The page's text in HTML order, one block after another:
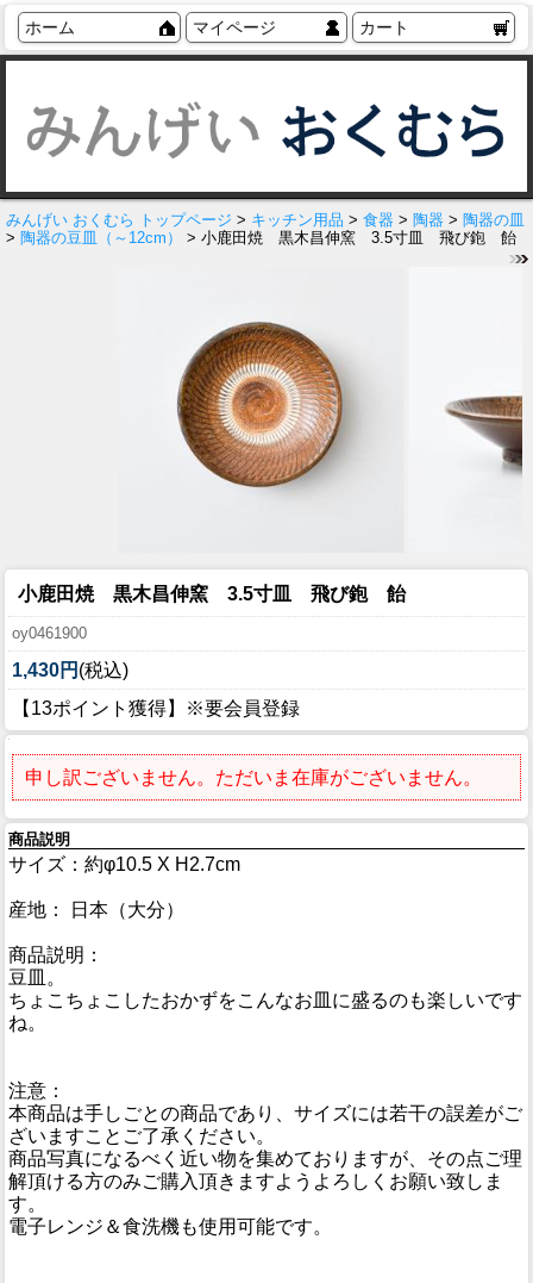
ホーム マイページ カート
みんげい おくむら トップページ > キッチン用品 > 食器 > 陶器 > 陶器の皿
> 陶器の豆皿（～12cm） > 小鹿田焼 黒木昌伸窯 3.5寸皿 飛び鉋 飴
小鹿田焼 黒木昌伸窯 3.5寸皿 飛び鉋 飴
oy0461900
1,430円 (税込)
【13ポイント獲得】※要会員登録
申し訳ございません。ただいま在庫がございません。
商品説明
サイズ：約φ10.5 X H2.7cm
産地： 日本（大分）
商品説明：
豆皿。
ちょこちょこしたおかずをこんなお皿に盛るのも楽しいです
ね。
注意：
本商品は手しごとの商品であり、サイズには若干の誤差がご
ざいますことご了承ください。
商品写真になるべく近い物を集めておりますが、その点ご理
解頂ける方のみご購入頂きますようよろしくお願い致しま
す。
電子レンジ＆食洗機も使用可能です。